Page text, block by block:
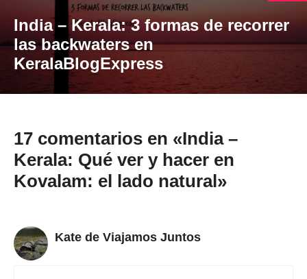
India – Kerala: 3 formas de recorrer
las backwaters en
KeralaBlogExpress
17 comentarios en «India –
Kerala: Qué ver y hacer en
Kovalam: el lado natural»
Kate de Viajamos Juntos